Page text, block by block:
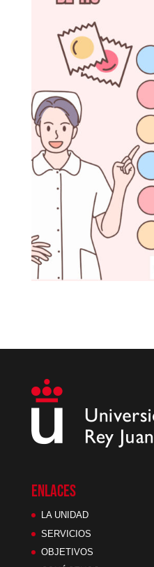
ENLACES
LA UNIDAD
SERVICIOS
OBJETIVOS